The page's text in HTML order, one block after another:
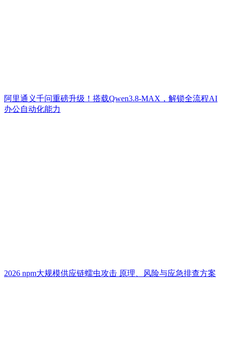
阿里通义千问重磅升级！搭载Qwen3.8-MAX，解锁全流程AI
办公自动化能力
2026 npm大规模供应链蠕虫攻击 原理、风险与应急排查方案